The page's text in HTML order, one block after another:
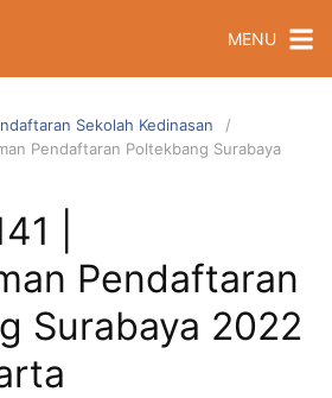
MENU
Sekolah Kedinasan
Pendaftaran Poltekbang Surabaya
|
Pendaftaran
Surabaya 2022